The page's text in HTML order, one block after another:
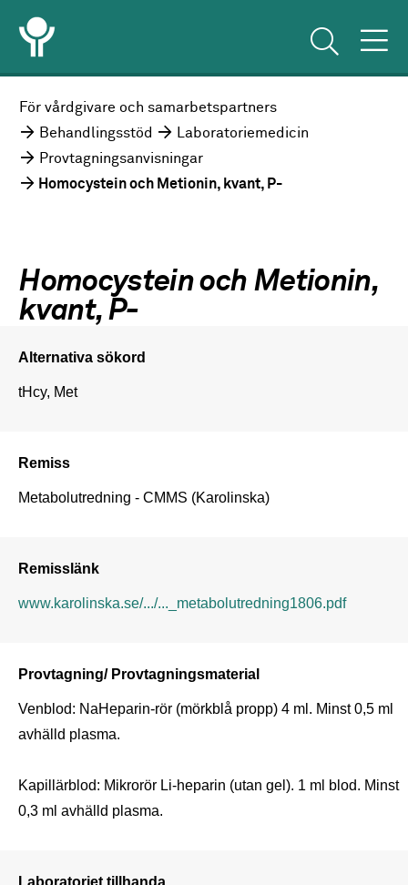
För vårdgivare och samarbetspartners
Behandlingsstöd
Laboratoriemedicin
Provtagningsanvisningar
Homocystein och Metionin, kvant, P-
Homocystein och Metionin,
kvant, P-
Alternativa sökord
tHcy, Met
Remiss
Metabolutredning - CMMS (Karolinska)
Remisslänk
www.karolinska.se/.../..._metabolutredning1806.pdf
Provtagning/ Provtagningsmaterial
Venblod: NaHeparin-rör (mörkblå propp) 4 ml. Minst 0,5 ml
avhälld plasma.
Kapillärblod: Mikrorör Li-heparin (utan gel). 1 ml blod. Minst
0,3 ml avhälld plasma.
Laboratoriet tillhanda